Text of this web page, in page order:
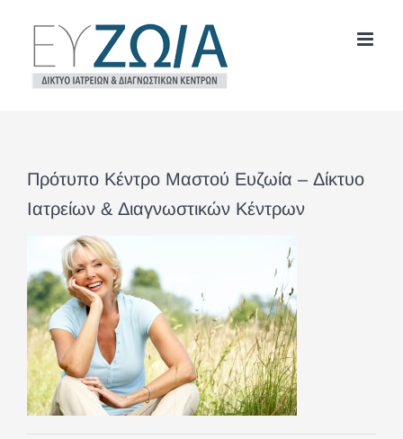
περιεχόμενο
Πρότυπο Κέντρο Μαστού Ευζωία – Δίκτυο
Ιατρείων & Διαγνωστικών Κέντρων